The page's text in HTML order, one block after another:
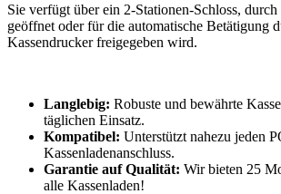
Sie verfügt über ein 2-Stationen-Schloss, durch
geöffnet oder für die automatische Betätigung
Kassendrucker freigegeben wird.
Langlebig: Robuste und bewährte
täglichen Einsatz.
Kompatibel: Unterstützt nahezu jeden
Kassenladenanschluss.
Garantie auf Qualität: Wir bieten 25
alle Kassenladen!